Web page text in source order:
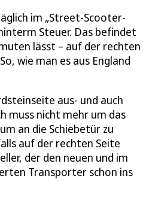
im „Street-Scooter-
Steuer. Das befindet
lässt – auf der rechten
wie man es aus England
aus- und auch
muss nicht mehr um das
an die Schiebetür zu
auf der rechten Seite
der den neuen und im
Transporter schon ins